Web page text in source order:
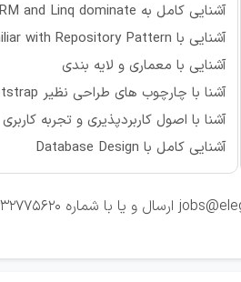
آشنایی کامل به Entity Framework ORM and Linq dominate
آشنایی با Familiar with Repository Pattern
آشنایی با معماری و لایه بندی
آشنا با چارچوب های طراحی نظیر Bootstrap
آشنا با اصول کاربردپذیری و تجربه کاربری
آشنایی کامل با Database Design